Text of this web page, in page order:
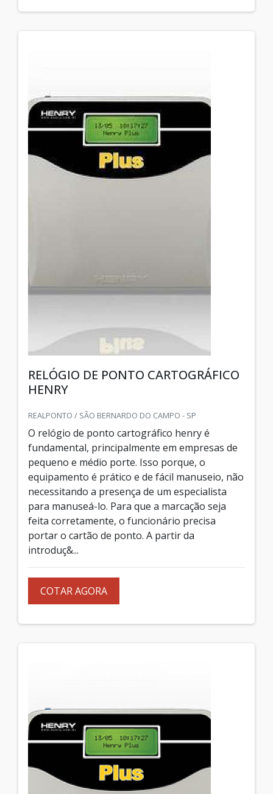
RELÓGIO DE PONTO CARTOGRÁFICO
HENRY
REALPONTO / SÃO BERNARDO DO CAMPO - SP
O relógio de ponto cartográfico henry é
fundamental, principalmente em empresas de
pequeno e médio porte. Isso porque, o
equipamento é prático e de fácil manuseio, não
necessitando a presença de um especialista
para manuseá-lo. Para que a marcação seja
feita corretamente, o funcionário precisa
portar o cartão de ponto. A partir da
introduç&...
COTAR AGORA